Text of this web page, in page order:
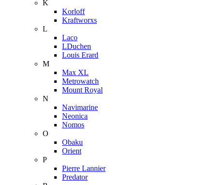
K
Korloff
Kraftworxs
L
Laco
LDuchen
Louis Erard
M
Max XL
Metrowatch
Mount Royal
N
Navimarine
Neonica
Nomos
O
Obaku
Orient
P
Pierre Lannier
Predator